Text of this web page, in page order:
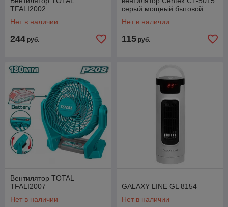
TFALI2002
Нет в наличии
244 руб.
серый мощный бытовой
Нет в наличии
115 руб.
Вентилятор TOTAL
TFALI2007
Нет в наличии
GALAXY LINE GL 8154
Нет в наличии